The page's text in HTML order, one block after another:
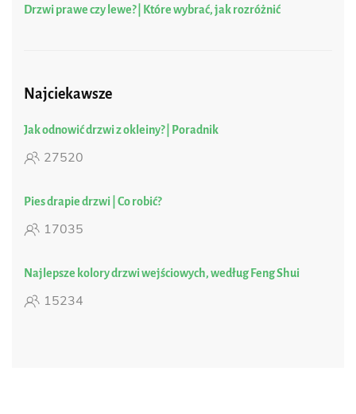
Drzwi prawe czy lewe? | Które wybrać, jak rozróżnić
Najciekawsze
Jak odnowić drzwi z okleiny? | Poradnik
27520
Pies drapie drzwi | Co robić?
17035
Najlepsze kolory drzwi wejściowych, według Feng Shui
15234